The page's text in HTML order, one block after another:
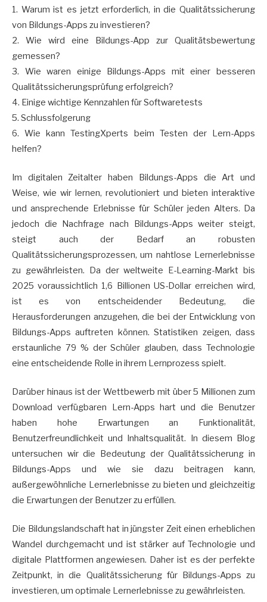
1. Warum ist es jetzt erforderlich, in die Qualitätssicherung
von Bildungs-Apps zu investieren?
2. Wie wird eine Bildungs-App zur Qualitätsbewertung
gemessen?
3. Wie waren einige Bildungs-Apps mit einer besseren
Qualitätssicherungsprüfung erfolgreich?
4. Einige wichtige Kennzahlen für Softwaretests
5. Schlussfolgerung
6. Wie kann TestingXperts beim Testen der Lern-Apps
helfen?
Im digitalen Zeitalter haben Bildungs-Apps die Art und
Weise, wie wir lernen, revolutioniert und bieten interaktive
und ansprechende Erlebnisse für Schüler jeden Alters. Da
jedoch die Nachfrage nach Bildungs-Apps weiter steigt,
steigt auch der Bedarf an robusten
Qualitätssicherungsprozessen, um nahtlose Lernerlebnisse
zu gewährleisten. Da der weltweite E-Learning-Markt bis
2025 voraussichtlich 1,6 Billionen US-Dollar erreichen wird,
ist es von entscheidender Bedeutung, die
Herausforderungen anzugehen, die bei der Entwicklung von
Bildungs-Apps auftreten können. Statistiken zeigen, dass
erstaunliche 79 % der Schüler glauben, dass Technologie
eine entscheidende Rolle in ihrem Lernprozess spielt.
Darüber hinaus ist der Wettbewerb mit über 5 Millionen zum
Download verfügbaren Lern-Apps hart und die Benutzer
haben hohe Erwartungen an Funktionalität,
Benutzerfreundlichkeit und Inhaltsqualität. In diesem Blog
untersuchen wir die Bedeutung der Qualitätssicherung in
Bildungs-Apps und wie sie dazu beitragen kann,
außergewöhnliche Lernerlebnisse zu bieten und gleichzeitig
die Erwartungen der Benutzer zu erfüllen.
Die Bildungslandschaft hat in jüngster Zeit einen erheblichen
Wandel durchgemacht und ist stärker auf Technologie und
digitale Plattformen angewiesen. Daher ist es der perfekte
Zeitpunkt, in die Qualitätssicherung für Bildungs-Apps zu
investieren, um optimale Lernerlebnisse zu gewährleisten.